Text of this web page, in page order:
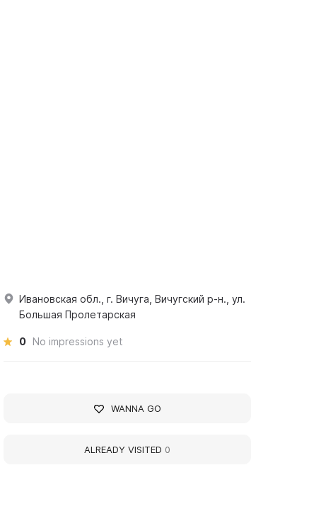
Ивановская обл., г. Вичуга, Вичугский р-н., ул.
Большая Пролетарская
0 No impressions yet
WANNA GO
ALREADY VISITED 0